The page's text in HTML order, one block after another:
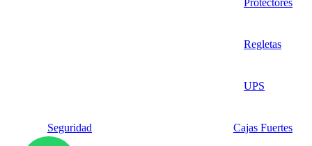
Protectores
Regletas
UPS
Seguridad Cajas Fuertes